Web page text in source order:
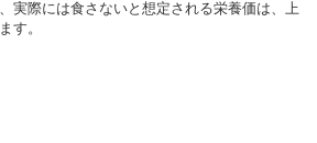
実際には食さないと想定される栄養価は、上
す。